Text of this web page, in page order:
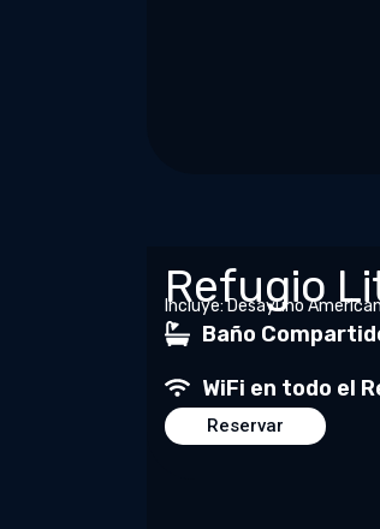
Refugio
Incluye: Desayuno
Baño
WiFi en todo el
Reservar